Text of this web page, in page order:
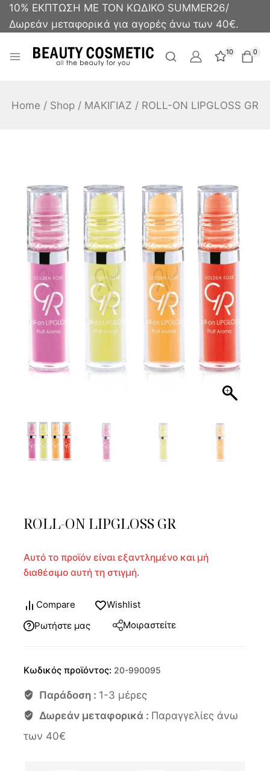
10% ΕΚΠΤΩΣΗ ΜΕ ΤΟΝ ΚΩΔΙΚΟ SUMMER26/
Δωρεάν μεταφορικά για αγορές άνω των 40€.
10 0
Home / Shop / ΜΑΚΙΓΙΑΖ / ROLL-ΟΝ LIPGLOSS GR
ROLL-ΟΝ LIPGLOSS GR
Αυτό το προϊόν είναι εξαντλημένο και μή
διαθέσιμο αυτή τη στιγμή.
Compare
Wishlist
Ρωτήστε μας
Μοιραστείτε
Κωδικός προϊόντος: 20-990095
Παράδοση : 1-3 μέρες
Δωρεάν μεταφορικά : Παραγγελίες άνω
των 40€